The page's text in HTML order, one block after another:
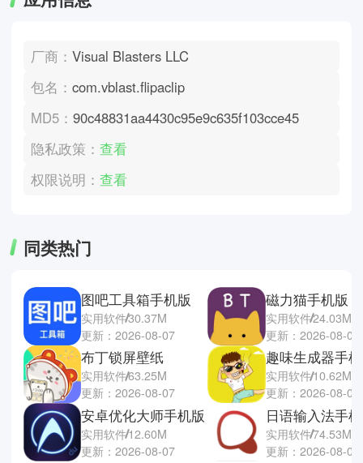
厂商：Visual Blasters LLC
包名：com.vblast.flipaclip
MD5：90c48831aa4430c95e9c635f103cce45
隐私政策：查看
权限说明：查看
同类热门
图吧工具箱手机版
实用软件30.37M
更新：2026-08-07
布丁锁屏壁纸
实用软件63.25M
更新：2026-08-07
安卓优化大师手机版
实用软件12.60M
更新：2026-08-07
磁力猫手机版
实用软件24.03M
更新：2026-08-07
趣味生成器手
实用软件10.62M
更新：2026-08-07
日语输入法手
实用软件74.53M
更新：2026-08-06